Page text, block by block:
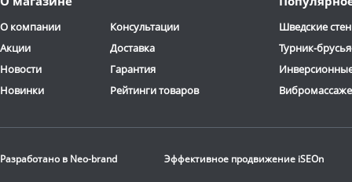
2-3 дня
ОТЗЫВОВ: 1
FE1652AF
О компании
Акции
Новости
Новинки
Консультации
Доставка
Гарантия
Рейтинги товаров
Шведские
Турник-
Разработано в Neo-brand Эффективное продвижение iSEOn